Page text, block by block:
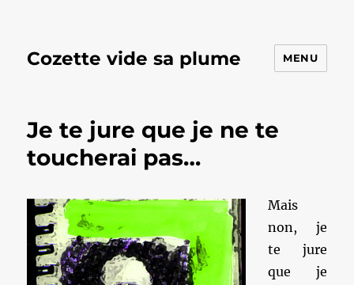
Cozette vide sa plume MENU
Je te jure que je ne te
toucherai pas…
Mais
non, je
te jure
que je